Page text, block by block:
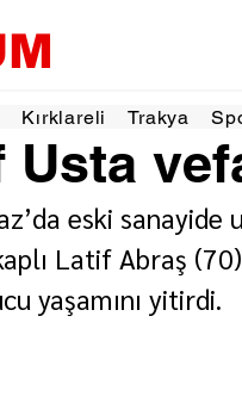
Kırklareli Trakya
Usta
24 Mar1 dakikada
eski
Latif Abraş
yaşamını yitirdi.